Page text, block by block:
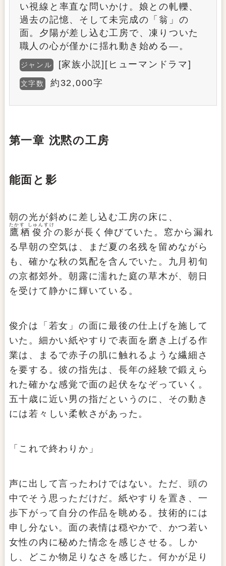
い視線と率直な問いかけ。娘との軋轢、
過去の記憶、そして未完成の「翁」の
面。夕陽が差し込む工房で、凍りついた
職人の心が僅かに揺れ動き始める—。
ジャンル [家族小説][ヒューマンドラマ]
文字数 約32,000字
第一章 沈黙の工房
能面と影
朝の光が斜めに差し込む工房の床に、
鷹栖俊介
たかす しゅんすけ
の影が長く伸びていた。窓から漏れ
る早朝の空気は、まだ夏の名残を留めながら
も、確かな秋の気配を含んでいた。九月初旬
の京都郊外。朝露に濡れた庭の草木が、朝日
を受けて静かに輝いている。
俊介は「若女」の面に最後の仕上げを施して
いた。細かい紙やすりで表面を磨き上げる作
業は、まるで赤子の肌に触れるような繊細さ
を要する。彼の指先は、長年の経験で鍛えら
れた確かな感覚で面の起伏をなぞっていく。
五十歳に近い男の指だというのに、その動き
には若々しい柔軟さがあった。
「これで終わりか」
声に出して言ったわけではない。ただ、頭の
中でそう思っただけだ。紙やすりを置き、一
歩下がって自分の作品を眺める。技術的には
申し分ない。面の表情は穏やかで、かつ若い
女性の内に秘めた情念を感じさせる。しか
し、どこか物足りなさを感じた。何かが足り